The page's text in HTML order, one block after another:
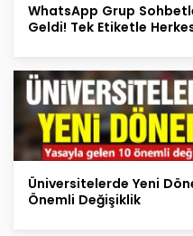
WhatsApp Grup
Geldi! Tek Etiketle
Üniversitelerde Yeni
Önemli Değişiklik